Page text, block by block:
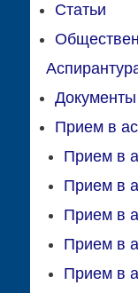
Статьи
Прием в
Прием в
Прием в
Прием в
Прием в
Прием в